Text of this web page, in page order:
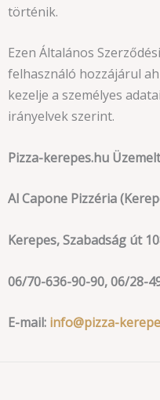
történik.
Ezen Általános
felhasználó hozzájárul
kezelje a személyes
irányelvek szerint.
Pizza-kerepes.hu
Al Capone Pizzéria
Kerepes, Szabadság út
06/70-636-90-90, 06/28-
E-mail: info@pizza-